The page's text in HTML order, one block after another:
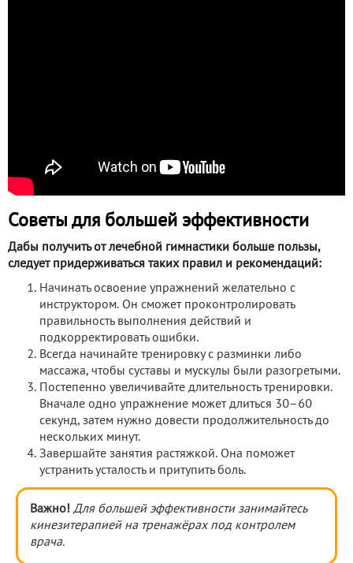
Советы для большей эффективности
Дабы получить от лечебной гимнастики больше пользы,
следует придерживаться таких правил и рекомендаций:
Начинать освоение упражнений желательно с
инструктором. Он сможет проконтролировать
правильность выполнения действий и
подкорректировать ошибки.
Всегда начинайте тренировку с разминки либо
массажа, чтобы суставы и мускулы были разогретыми.
Постепенно увеличивайте длительность тренировки.
Вначале одно упражнение может длиться 30–60
секунд, затем нужно довести продолжительность до
нескольких минут.
Завершайте занятия растяжкой. Она поможет
устранить усталость и притупить боль.
Важно! Для большей эффективности занимайтесь
кинезитерапией на тренажёрах под контролем
врача.